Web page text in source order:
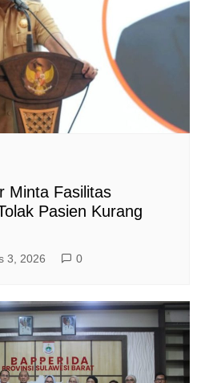
Minta Fasilitas
Pasien Kurang
3, 2026 0